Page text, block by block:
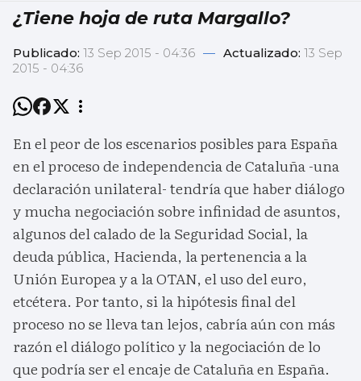
¿Tiene hoja de ruta Margallo?
Publicado: 13 Sep 2015 - 04:36 — Actualizado: 13 Sep
2015 - 04:36
En el peor de los escenarios posibles para España
en el proceso de independencia de Cataluña -una
declaración unilateral- tendría que haber diálogo
y mucha negociación sobre infinidad de asuntos,
algunos del calado de la Seguridad Social, la
deuda pública, Hacienda, la pertenencia a la
Unión Europea y a la OTAN, el uso del euro,
etcétera. Por tanto, si la hipótesis final del
proceso no se lleva tan lejos, cabría aún con más
razón el diálogo político y la negociación de lo
que podría ser el encaje de Cataluña en España.